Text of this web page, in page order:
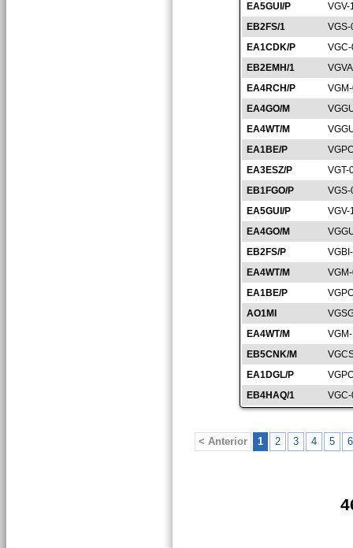
EA5GUI/P
VGV-
EB2FS/1
EA1CDK/P
EB2EMH/1
EA4RCH/P
EA4GO/M
EA4WT/M
EA1BE/P
EA3ESZ/P
VGT-
EB1FGO/P
EA5GUI/P
VGV-
EA4GO/M
EB2FS/P
EA4WT/M
EA1BE/P
AO1MI
EA4WT/M
EB5CNK/M
EA1DGL/P
EB4HAQ/1
< Anterior 1 2 3 4 5 6